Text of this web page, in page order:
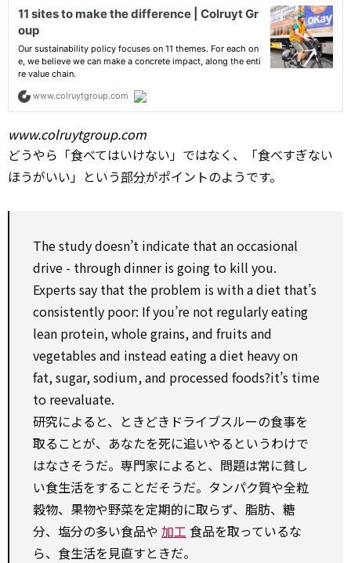
www.colruytgroup.com
どうやら「食べてはいけない」ではなく、「食べすぎない
ほうがいい」という部分がポイントのようです。
Thestudydoesn’t indicate that an occasional
drive - throughdinner is going to kill you.
Experts say that the problem is witha diet that’s
consistently poor: If you’re not regularly eating
lean protein,wholegrains, and fruits and
vegetables and instead eating a diet heavyon
fat, sugar, sodium, and processed foods?it’s time
to reevaluate.
研究によると、ときどきドライブスルーの食事を
取ることが、あなたを死に追いやるというわけで
はなさそうだ。専門家によると、問題は常に貧し
い食生活をすることだそうだ。タンパク質や全粒
穀物、果物や野菜を定期的に取らず、脂肪、糖
分、塩分の多い食品や 加工 食品を取っているな
ら、食生活を見直すときだ。